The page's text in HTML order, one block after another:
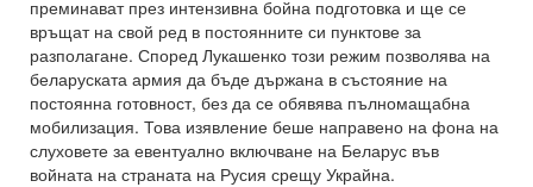
преминават през интензивна бойна подготовка и ще се
връщат на свой ред в постоянните си пунктове за
разполагане. Според Лукашенко този режим позволява на
беларуската армия да бъде държана в състояние на
постоянна готовност, без да се обявява пълномащабна
мобилизация. Това изявление беше направено на фона на
слуховете за евентуално включване на Беларус във
войната на страната на Русия срещу Украйна.